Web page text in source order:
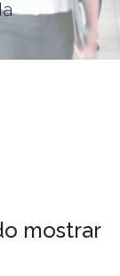
mostrar